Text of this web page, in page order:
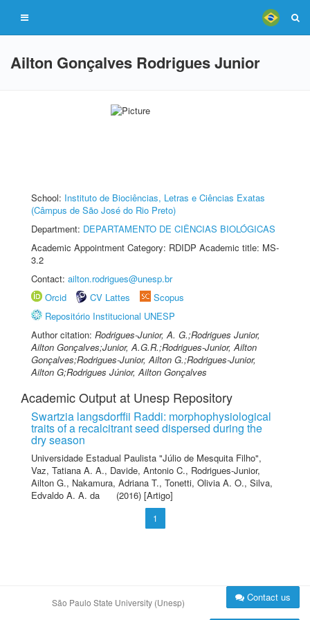
Ailton Gonçalves Rodrigues Junior
School: Instituto de Biociências, Letras e Ciências Exatas
(Câmpus de São José do Rio Preto)
Department: DEPARTAMENTO DE CIÊNCIAS BIOLÓGICAS
Academic Appointment Category: RDIDP Academic title: MS-
3.2
Contact: ailton.rodrigues@unesp.br
Orcid
CV Lattes
Scopus
Repositório Institucional UNESP
Author citation: Rodrigues-Junior, A. G.;Rodrigues Junior,
Ailton Gonçalves;Junior, A.G.R.;Rodrigues-Junior, Ailton
Gonçalves;Rodrigues-Junior, Ailton G.;Rodrigues-Junior,
Ailton G;Rodrigues Júnior, Ailton Gonçalves
Academic Output at Unesp Repository
Swartzia langsdorffii Raddi: morphophysiological
traits of a recalcitrant seed dispersed during the
dry season
Universidade Estadual Paulista "Júlio de Mesquita Filho",
Vaz, Tatiana A. A., Davide, Antonio C., Rodrigues-Junior,
Ailton G., Nakamura, Adriana T., Tonetti, Olivia A. O., Silva,
Edvaldo A. A. da
(2016) [Artigo]
1
São Paulo State University (Unesp) Contact us